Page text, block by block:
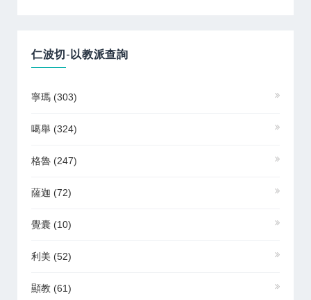
仁波切-以教派查詢
寧瑪 (303)
噶舉 (324)
格魯 (247)
薩迦 (72)
覺囊 (10)
利美 (52)
顯教 (61)